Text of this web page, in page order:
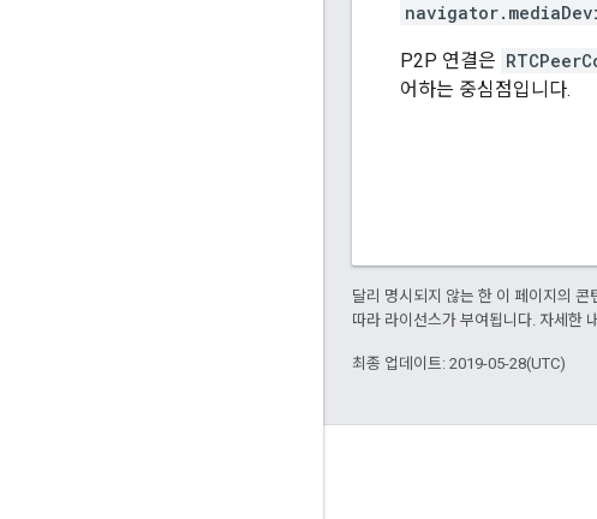
P2P 연결은
어하는 중심점입니다.
달리 명시되지 않는 한 이 페이지의 콘
따라 라이선스가 부여됩니다. 자세한
최종 업데이트: 2019-05-28(UTC)